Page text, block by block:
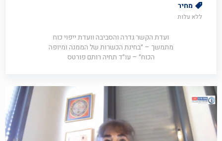
מחיר
ללא עלות
ועדת הקשר גדרה והסביבה וועדת ייפוי כוח
מתמשך – ״בחינת הכשרות של הממנה ומיופה
הכוח״ – עו״ד תחיה רותם פורטס